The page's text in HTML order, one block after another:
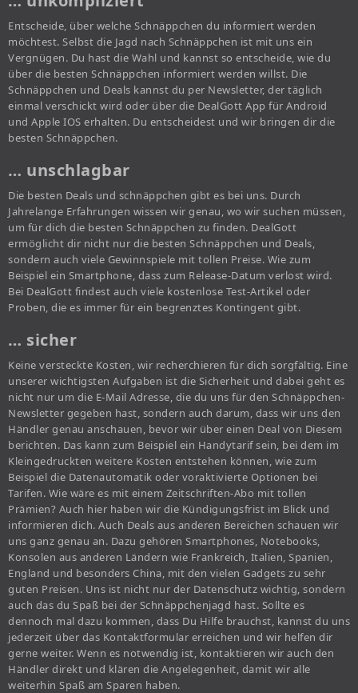
Entscheide, über welche Schnäppchen du informiert werden
möchtest. Selbst die Jagd nach Schnäppchen ist mit uns ein
Vergnügen. Du hast die Wahl und kannst so entscheide, wie du
über die besten Schnäppchen informiert werden willst. Die
Schnäppchen und Deals kannst du per Newsletter, der täglich
einmal verschickt wird oder über die DealGott App für Android
und Apple IOS erhalten. Du entscheidest und wir bringen dir die
besten Schnäppchen.
… unschlagbar
Die besten Deals und schnäppchen gibt es bei uns. Durch
Jahrelange Erfahrungen wissen wir genau, wo wir suchen müssen,
um für dich die besten Schnäppchen zu finden. DealGott
ermöglicht dir nicht nur die besten Schnäppchen und Deals,
sondern auch viele Gewinnspiele mit tollen Preise. Wie zum
Beispiel ein Smartphone, dass zum Release-Datum verlost wird.
Bei DealGott findest auch viele kostenlose Test-Artikel oder
Proben, die es immer für ein begrenztes Kontingent gibt.
… sicher
Keine versteckte Kosten, wir recherchieren für dich sorgfältig. Eine
unserer wichtigsten Aufgaben ist die Sicherheit und dabei geht es
nicht nur um die E-Mail Adresse, die du uns für den Schnäppchen-
Newsletter gegeben hast, sondern auch darum, dass wir uns den
Händler genau anschauen, bevor wir über einen Deal von Diesem
berichten. Das kann zum Beispiel ein Handytarif sein, bei dem im
Kleingedruckten weitere Kosten entstehen können, wie zum
Beispiel die Datenautomatik oder voraktivierte Optionen bei
Tarifen. Wie wäre es mit einem Zeitschriften-Abo mit tollen
Prämien? Auch hier haben wir die Kündigungsfrist im Blick und
informieren dich. Auch Deals aus anderen Bereichen schauen wir
uns ganz genau an. Dazu gehören Smartphones, Notebooks,
Konsolen aus anderen Ländern wie Frankreich, Italien, Spanien,
England und besonders China, mit den vielen Gadgets zu sehr
guten Preisen. Uns ist nicht nur der Datenschutz wichtig, sondern
auch das du Spaß bei der Schnäppchenjagd hast. Sollte es
dennoch mal dazu kommen, dass Du Hilfe brauchst, kannst du uns
jederzeit über das Kontaktformular erreichen und wir helfen dir
gerne weiter. Wenn es notwendig ist, kontaktieren wir auch den
Händler direkt und klären die Angelegenheit, damit wir alle
weiterhin Spaß am Sparen haben.